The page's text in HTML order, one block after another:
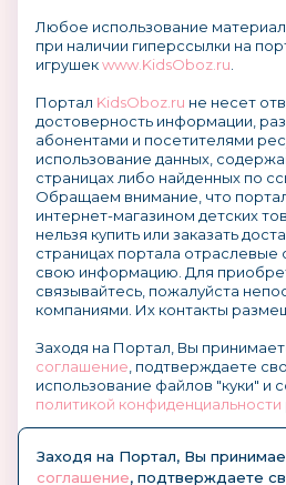
Любое использование
при наличии гиперссылки на
игрушекwww.KidsOboz.ru.
Портал KidsOboz.ru не несет
достоверность информации,
абонентами и посетителями
использование данных,
страницах либо найденных по
Обращаем внимание, что
интернет-магазином детских
нельзя купить или заказать
страницах портала
свою информацию. Для
связывайтесь, пожалуйста
компаниями. Их контакты
Заходя на Портал, Вы
соглашение, подтверждаете
использование файлов "куки" и
политикой конфиденциальности
Заходя на Портал, Вы
соглашение, подтверждаете